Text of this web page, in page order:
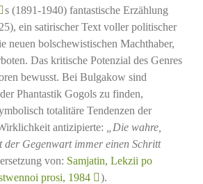
s (1891-1940) fantastische Erzählung
ein satirischer Text voller politischer
neuen bolschewistischen Machthaber,
Das kritische Potenzial des Genres
bewusst. Bei Bulgakow sind
Phantastik Gogols zu finden,
totalitäre Tendenzen der
antizipierte:
„Die wahre,
der Gegenwart immer einen Schritt
von: Samjatin, Lekzii po
prosi, 1984
).